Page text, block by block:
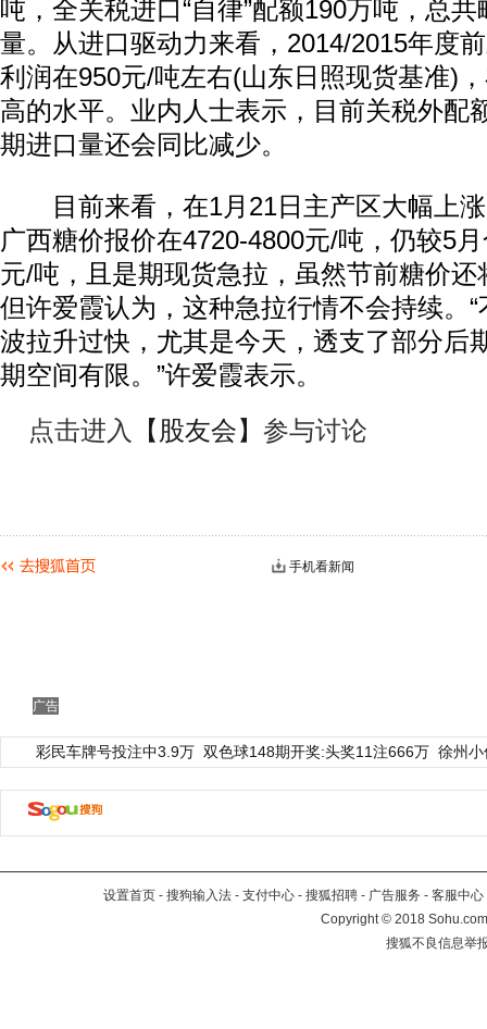
吨，全关税进口“自律”配额190万吨，总
量。从进口驱动力来看，2014/2015年度
利润在950元/吨左右(山东日照现货基准)
高的水平。业内人士表示，目前关税外配
期进口量还会同比减少。
目前来看，在1月21日主产区大幅上涨
广西糖价报价在4720-4800元/吨，仍较5
元/吨，且是期现货急拉，虽然节前糖价
但许爱霞认为，这种急拉行情不会持续。
波拉升过快，尤其是今天，透支了部分后
期空间有限。”许爱霞表示。
点击进入
【股友会】 参与讨论
手机看新闻
广告
彩民车牌号投注中3.9万 双色球148期开奖:头奖11注666万 徐州
设置首页 - 搜狗输入法 - 支付中心 - 搜狐招聘 - 广告服务 - 客服中心
Copyright©2018
搜狐不良信息举